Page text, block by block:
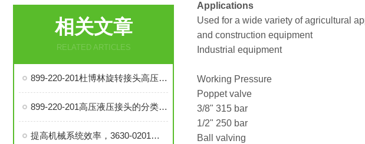
相关文章
RELATED ARTICLES
899-220-201杜博林旋转接头高压液压接头的安装、调试与维护技巧
899-220-201高压液压接头的分类和注意事项
提高机械系统效率，3630-0201旋转接头的优势分析
Applications
Used for a wide variety of agricultural
and construction equipment
Industrial equipment
Working Pressure
Poppet valve
3/8" 315 bar
1/2" 250 bar
Ball valving